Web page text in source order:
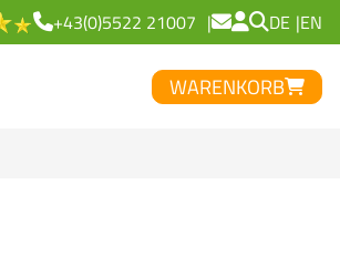
+43(0)5522 21007 DE EN
WARENKORB